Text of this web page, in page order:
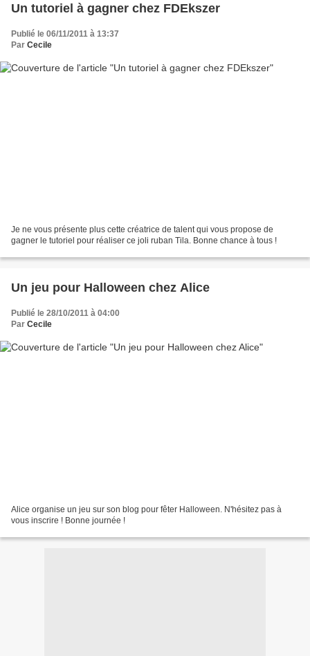
Un tutoriel à gagner chez FDEkszer
Publié le 06/11/2011 à 13:37
Par Cecile
Je ne vous présente plus cette créatrice de talent qui vous propose de
gagner le tutoriel pour réaliser ce joli ruban Tila. Bonne chance à tous !
Un jeu pour Halloween chez Alice
Publié le 28/10/2011 à 04:00
Par Cecile
Alice organise un jeu sur son blog pour fêter Halloween. N'hésitez pas à
vous inscrire ! Bonne journée !